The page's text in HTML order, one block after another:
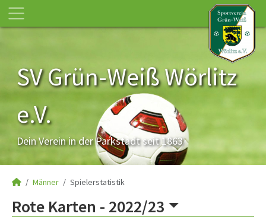
SV Grün-Weiß Wörlitz
e.V.
Dein Verein in der Parkstadt seit 1863
Männer Spielerstatistik
Rote Karten - 2022/23